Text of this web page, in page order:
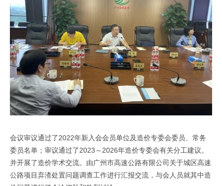
会议审议通过了2022年新入会会员单位及造价专委会委员、常务
委员名单；审议通过了2023～2026年造价专委会有关分工建议。
并开展了造价学术交流。由广州市高速公路有限公司关于城区高速
公路项目弃渣处置问题调查工作进行汇报交流，与会人员就其中造